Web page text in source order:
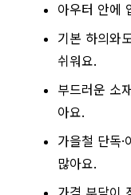
아우터 안에
기본 하의와
쉬워요.
부드러운 소
아요.
가을철 단독
많아요.